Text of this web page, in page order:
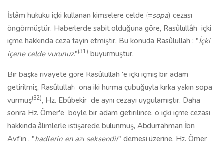
İslâm hukuku içki kullanan kimselere celde (=sopa) cezası
öngörmüştür. Haberlerde sabit olduğuna göre, Rasûlullâh içki
içme hakkında ceza tayin etmiştir. Bu konuda Rasûlullah : "İçki
içene celde vurunuz."(31) buyurmuştur.
Bir başka rivayete göre Rasûlullah 'e içki içmiş bir adam
getirilmiş, Rasûlullah ona iki hurma çubuğuyla kırka yakın sopa
vurmuş(32), Hz. Ebûbekir de aynı cezayı uygulamıştır. Daha
sonra Hz. Ömer'e böyle bir adam getirilince, o içki içme cezası
hakkında âlimlerle istişarede bulunmuş, Abdurrahman İbn
Avf'ın , "hadlerin en azı seksendir" demesi üzerine, Hz. Ömer